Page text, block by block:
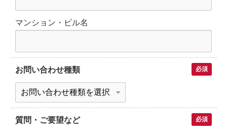
マンション・ビル名
お問い合わせ種類 必須
質問・ご要望など 必須